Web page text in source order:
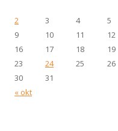
« okt
2
3 4 5
9
10 11 12
16
17 18 19
23
24 25 26
30
31